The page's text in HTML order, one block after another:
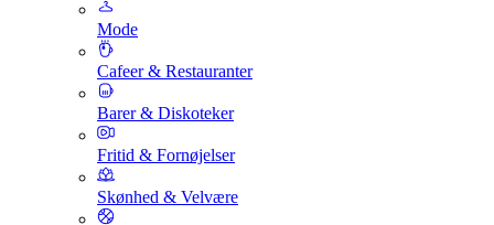
Mode
Cafeer & Restauranter
Barer & Diskoteker
Fritid & Fornøjelser
Skønhed & Velvære